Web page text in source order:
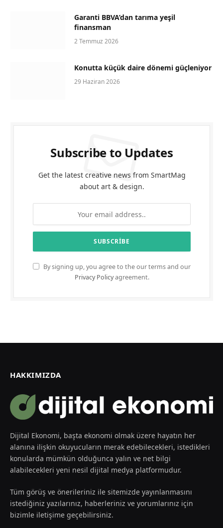
Garanti BBVA’dan tarıma yeşil
finansman
2 Temmuz 2026
Konutta küçük daire dönemi güçleniyor
29 Haziran 2026
Subscribe to Updates
Get the latest creative news from SmartMag
about art & design.
By signing up, you agree to the our terms and our
Privacy Policyagreement.
HAKKIMIZDA
Dijital Ekonomi, başta ekonomi olmak üzere hayatın her
alanına ilişkin okuyucuların merak edebilecekleri, istedikleri
konularda mümkün olduğunca yalın ve net bilgi
alabilecekleri yeni nesil dijital medya platformudur.
Tüm görüş ve önerileriniz ile sitemizde yayınlanmasını
istediğiniz yazılarınız, haberleriniz ve yorumlarınız için
bizimle iletişime geçebilirsiniz.